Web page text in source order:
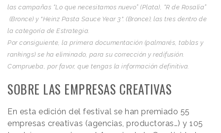
las campañas “Lo que necesitamos nuevo” (Plata), “R de Rosalía”
(Bronce) y "Heinz Pasta Sauce Year 3". (Bronce); las tres dentro de
la categoría de Estrategia.
Por consiguiente, la primera documentación (palmarés, tablas y
rankings) se ha eliminado, para su corrección y redifusión.
Comprueba, por favor, que tengas la información definitiva.
SOBRE LAS EMPRESAS CREATIVAS
En esta edición del festival se han premiado 55
empresas creativas (agencias, productoras…) y 105